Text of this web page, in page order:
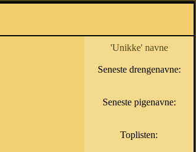
'Unikke' navne
Seneste drengenavne:
Seneste pigenavne:
Toplisten: